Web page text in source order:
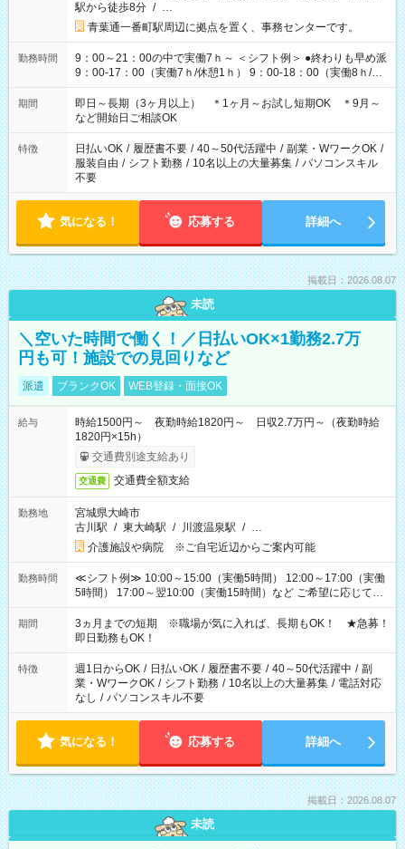
駅から徒歩8分 / …
青葉通一番町駅周辺に拠点を置く、事務センターです。
勤務時間
9：00～21：00の中で実働7ｈ～ ＜シフト例＞ ●終わりも早め派
9：00-17：00（実働7ｈ/休憩1ｈ） 9：00-18：00（実働8ｈ/休
憩1ｈ） 10：00-19：00（実働8ｈ/休憩1ｈ） ●朝ゆっくり派
11：00-20：00（実働8ｈ/休憩1ｈ） 12：00-20：00（実働7ｈ/
休憩1ｈ） 12：00-21：00（実働8ｈ/休憩1ｈ） 13：00-22：
00（実働8ｈ/休憩1ｈ） ＊時間帯固定OK
期間
即日～長期（3ヶ月以上） ＊1ヶ月～お試し短期OK ＊9月～
など開始日ご相談OK
特徴 日払いOK / 履歴書不要 / 40～50代活躍中 / 副業・WワークOK /
服装自由 / シフト勤務 / 10名以上の大量募集 / パソコンスキル
不要
気になる！ 応募する 詳細へ
掲載日：2026.08.07
未読
＼空いた時間で働く！／日払いOK×1勤務2.7万
円も可！施設での見回りなど
派遣 ブランクOK WEB登録・面接OK
給与
時給1500円～ 夜勤時給1820円～ 日収2.7万円～（夜勤時給
1820円×15h）
交通費別途支給あり
交通費 交通費全額支給
勤務地
宮城県大崎市
古川駅 / 東大崎駅 / 川渡温泉駅 / …
介護施設や病院 ※ご自宅近辺からご案内可能
勤務時間
≪シフト例≫ 10:00～15:00（実働5時間） 12:00～17:00（実働
5時間） 17:00～翌10:00（実働15時間）など ご希望に応じて、
働く時間は調整できます！ お気軽に担当へ相談ください！
期間
3ヵ月までの短期 ※職場が気に入れば、長期もOK！ ★急募！
即日勤務もOK！
特徴 週1日からOK / 日払いOK / 履歴書不要 / 40～50代活躍中 / 副
業・WワークOK / シフト勤務 / 10名以上の大量募集 / 電話対応
なし / パソコンスキル不要
気になる！ 応募する 詳細へ
掲載日：2026.08.07
未読